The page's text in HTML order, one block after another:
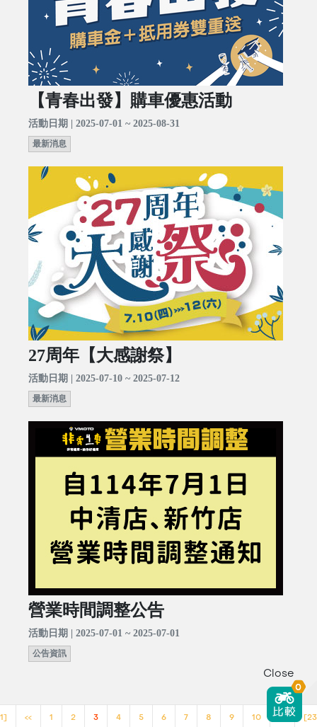
【青春出發】購車優惠活動
活動日期 | 2025-07-01 ~ 2025-08-31
最新消息
27周年【大感謝祭】
活動日期 | 2025-07-10 ~ 2025-07-12
最新消息
營業時間調整公告
活動日期 | 2025-07-01 ~ 2025-07-01
公告資訊
<< 1 2 3 4 5 6 7 8 9 10 >>
Close
0